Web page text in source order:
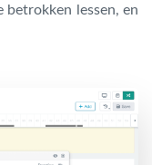
betrokken lessen, en